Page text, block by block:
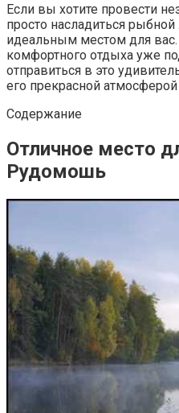
Если вы хотите провести
просто насладиться
идеальным местом для вас.
комфортного отдыха уже
отправиться в это
его прекрасной
Содержание
Отличное место
Рудомошь